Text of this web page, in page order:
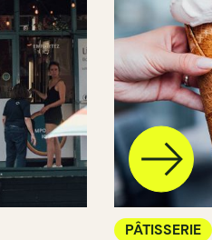
PÂTISSERIE